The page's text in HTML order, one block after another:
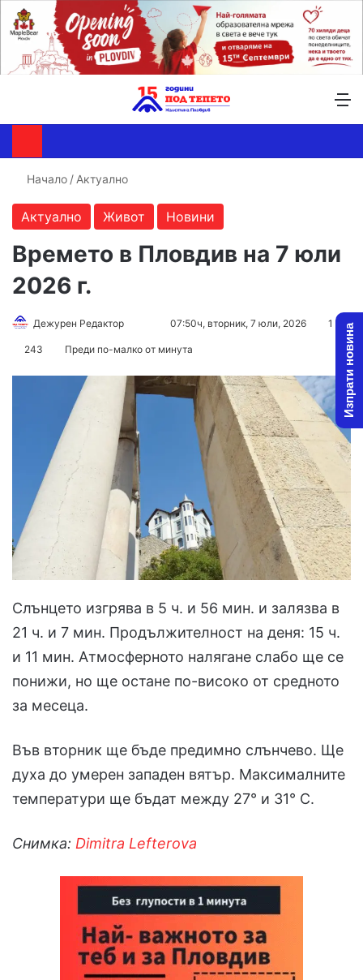
Начало / Актуално
Актуално Живот Новини
Времето в Пловдив на 7 юли
2026 г.
Дежурен Редактор
Send07:50ч, вторник, 7 юли, 2026 1
243 Преди по-малко от минута
Слънцето изгрява в 5 ч. и 56 мин. и залязва в
21 ч. и 7 мин. Продължителност на деня: 15 ч.
и 11 мин. Атмосферното налягане слабо ще се
понижи, но ще остане по-високо от средното
за месеца.
Във вторник ще бъде предимно слънчево. Ще
духа до умерен западен вятър. Максималните
температури ще бъдат между 27° и 31° С.
Снимка: Dimitra Lefterova
Изпрати новина